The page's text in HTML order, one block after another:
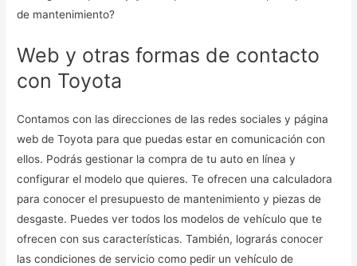
de mantenimiento?
Web y otras formas de contacto
con Toyota
Contamos con las direcciones de las redes sociales y página
web de Toyota para que puedas estar en comunicación con
ellos. Podrás gestionar la compra de tu auto en línea y
configurar el modelo que quieres. Te ofrecen una calculadora
para conocer el presupuesto de mantenimiento y piezas de
desgaste. Puedes ver todos los modelos de vehículo que te
ofrecen con sus características. También, lograrás conocer
las condiciones de servicio como pedir un vehículo de